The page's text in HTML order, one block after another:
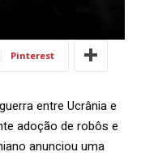
Pinterest
entre Ucrânia e
adoção de robôs e
anunciou uma